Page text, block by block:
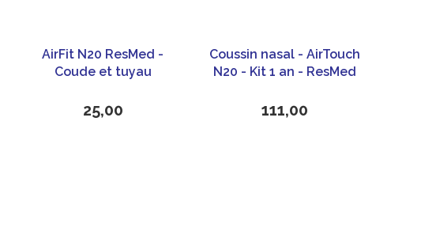
AirFit N20 ResMed -
Coude et tuyau
25,00
Coussin nasal - AirTouch
N20 - Kit 1 an - ResMed
111,00